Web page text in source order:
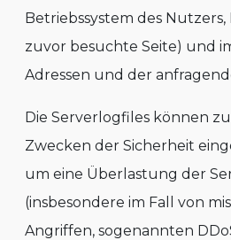
Betriebssystem des Nutzers,
zuvor besuchte Seite) und
Adressen und der
Die Serverlogfiles können
Zwecken der Sicherheit
um eine Überlastung der
(insbesondere im Fall von
Angriffen, sogenannten